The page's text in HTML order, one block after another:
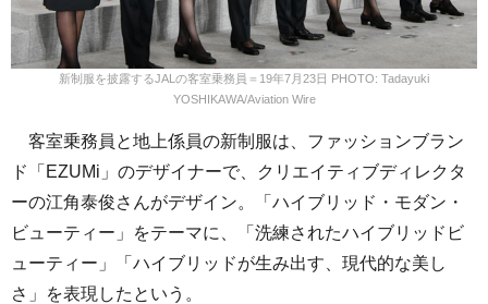
新制服を披露するJALの客室乗務員＝19年7月23日 PHOTO: Tadayuki
YOSHIKAWA/Aviation Wire
客室乗務員と地上係員の新制服は、ファッションブラン
ド「EZUMi」のデザイナーで、クリエイティブディレクタ
ーの江角泰俊さんがデザイン。「ハイブリッド・モダン・
ビューティー」をテーマに、「洗練されたハイブリッドビ
ューティー」「ハイブリッドが生み出す、現代的な美し
さ」を表現したという。